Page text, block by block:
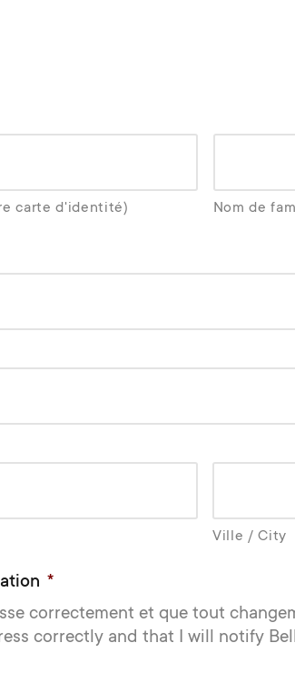
carte d'identité) Nom de
Ville / City
*
correctement et que tout
correctly and that I will notify